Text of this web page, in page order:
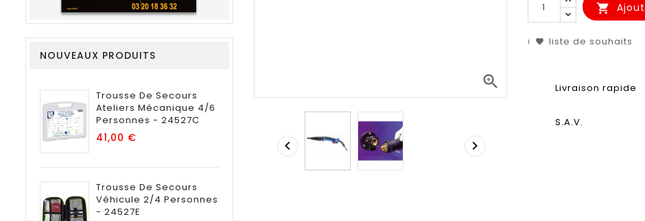
NOUVEAUX PRODUITS
Trousse De Secours
Ateliers Mécanique 4/6
Personnes - 24527C
41,00 €
Trousse De Secours
Véhicule 2/4 Personnes
- 24527E

 

liste de souhaits
Livraison rapide
S.A.V.